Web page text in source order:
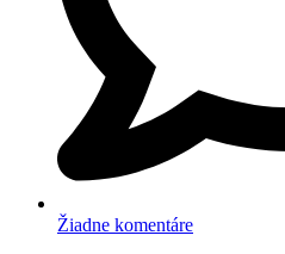
Žiadne komentáre